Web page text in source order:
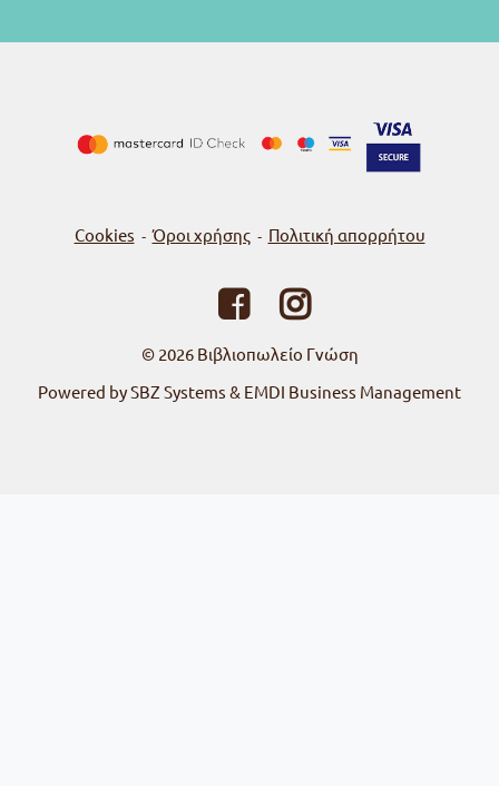
Cookies - Όροι χρήσης - Πολιτική απορρήτου
© 2026 Βιβλιοπωλείο Γνώση
Powered by SBZ Systems & EMDI Business Management